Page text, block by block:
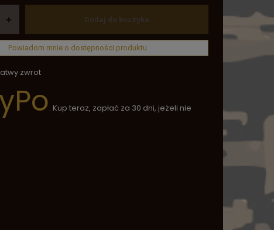
+ Dodaj do koszyka
Powiadom mnie o dostępności produktu
zwrot
. Kup teraz, zapłać za 30 dni, jeżeli nie